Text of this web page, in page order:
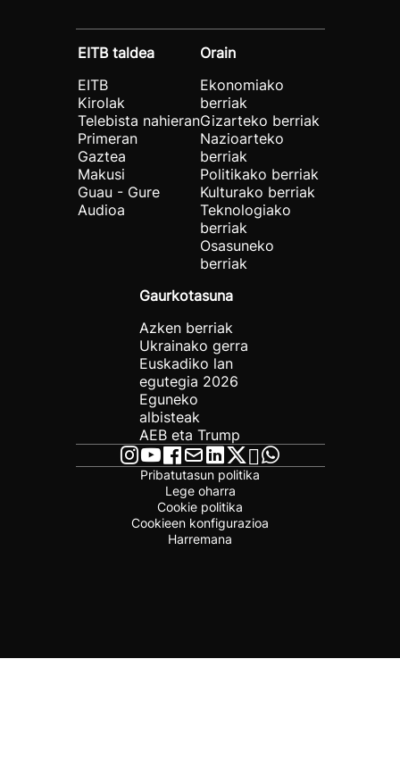
EITB taldea
EITB
Kirolak
Telebista nahieran
Primeran
Gaztea
Makusi
Guau - Gure
Audioa
Orain
Ekonomiako
berriak
Gizarteko berriak
Nazioarteko
berriak
Politikako berriak
Kulturako berriak
Teknologiako
berriak
Osasuneko
berriak
Gaurkotasuna
Azken berriak
Ukrainako gerra
Euskadiko lan
egutegia 2026
Eguneko
albisteak
AEB eta Trump
Pribatutasun politika
Lege oharra
Cookie politika
Cookieen konfigurazioa
Harremana